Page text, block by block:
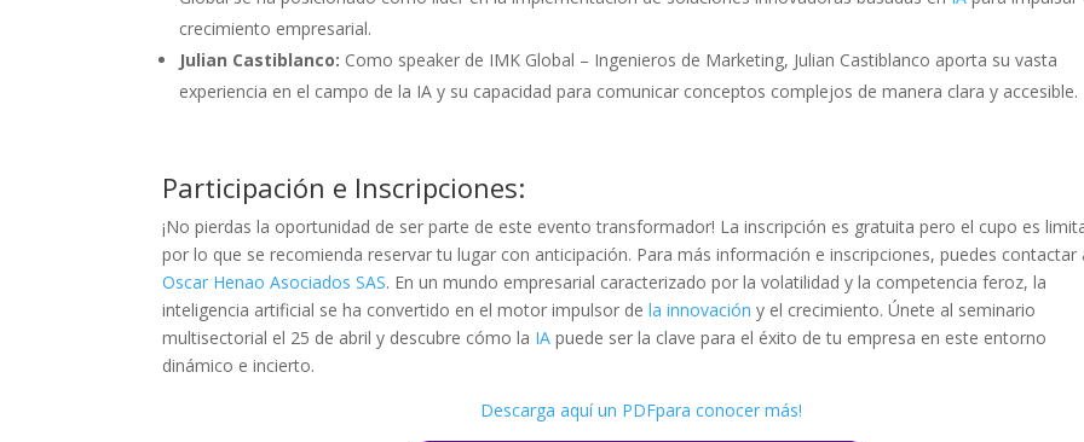
crecimiento empresarial.
Julian Castiblanco: Como speaker de IMK Global – Ingenieros de Marketing, Julian Castiblanco aporta su vasta
experiencia en el campo de la IA y su capacidad para comunicar conceptos complejos de manera clara y accesible.
Participación e Inscripciones:
¡No pierdas la oportunidad de ser parte de este evento transformador! La inscripción es gratuita pero el cupo es
por lo que se recomienda reservar tu lugar con anticipación. Para más información e inscripciones, puedes contactar
Oscar Henao Asociados SAS. En un mundo empresarial caracterizado por la volatilidad y la competencia feroz, la
inteligencia artificial se ha convertido en el motor impulsor dela innovación y el crecimiento. Únete al seminario
multisectorial el 25 de abril y descubre cómo la IA puede ser la clave para el éxito de tu empresa en este entorno
dinámico e incierto.
Descarga aquí un PDFpara conocer más!